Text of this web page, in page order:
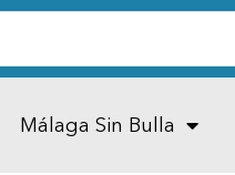
Málaga Sin Bulla